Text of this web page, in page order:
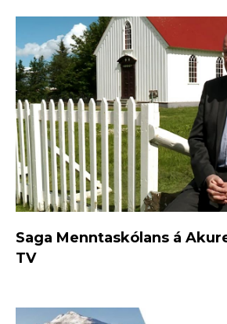
Saga Menntaskólans á
TV